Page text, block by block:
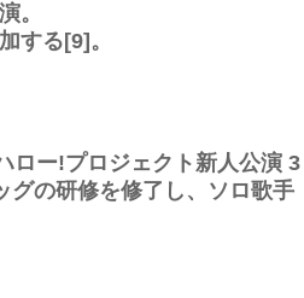
。
する[9]。
ロー!プロジェクト新人公演 3
グの研修を修了し、ソロ歌手